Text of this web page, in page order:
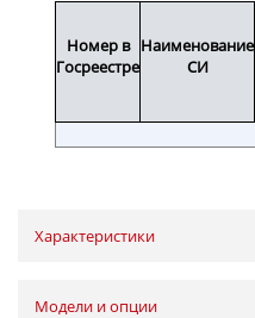
Номер в
Госреестре
Наименование
СИ
Характеристики
Модели и опции